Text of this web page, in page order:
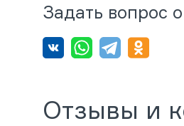
Задать вопрос
Отзывы и